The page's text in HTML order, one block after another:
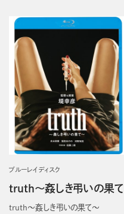
ブルーレイディスク
truth～姦しき弔いの果て
truth～姦しき弔いの果て～